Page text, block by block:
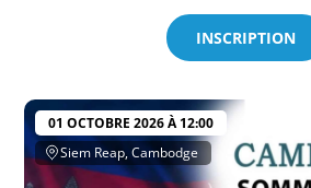
INSCRIPTION
01 OCTOBRE 2026 À 12:00
Siem Reap, Cambodge